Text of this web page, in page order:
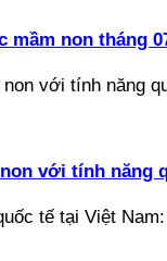
non tháng
với tính năng